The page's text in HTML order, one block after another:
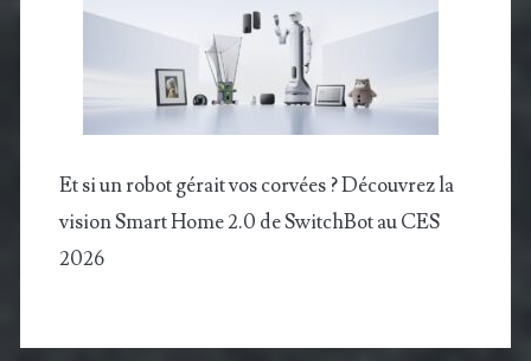
Et si un robot gérait vos corvées ? Découvrez la
vision Smart Home 2.0 de SwitchBot au CES
2026